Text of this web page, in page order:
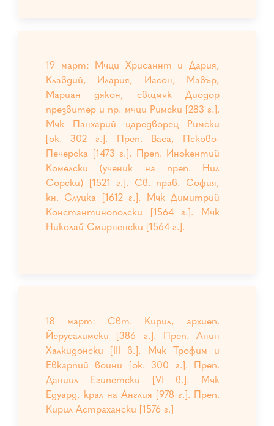
19 март: Мчци Хрисаннт и Дария,
Клавдий, Илария, Иасон, Мавър,
Мариан дякон, свщмчк Диодор
презвитер и пр. мчци Римски [283 г.].
Мчк Панхарий царедворец Римски
[ок. 302 г.]. Преп. Васа, Псково-
Печерска [1473 г.]. Преп. Инокентий
Комелски (ученик на преп. Нил
Сорски) [1521 г.]. Св. прав. София,
кн. Слуцка [1612 г.]. Мчк Димитрий
Константинополски [1564 г.]. Мчк
Николай Смирненски [1564 г.].
18 март: Свт. Кирил, архиеп.
Йерусалимски [386 г.]. Преп. Анин
Халкидонски [III в.]. Мчк Трофим и
Евкарпий воини [ок. 300 г.]. Преп.
Даниил Египетски [VІ в.]. Мчк
Едуард, крал на Англия [978 г.]. Преп.
Кирил Астрахански [1576 г.]